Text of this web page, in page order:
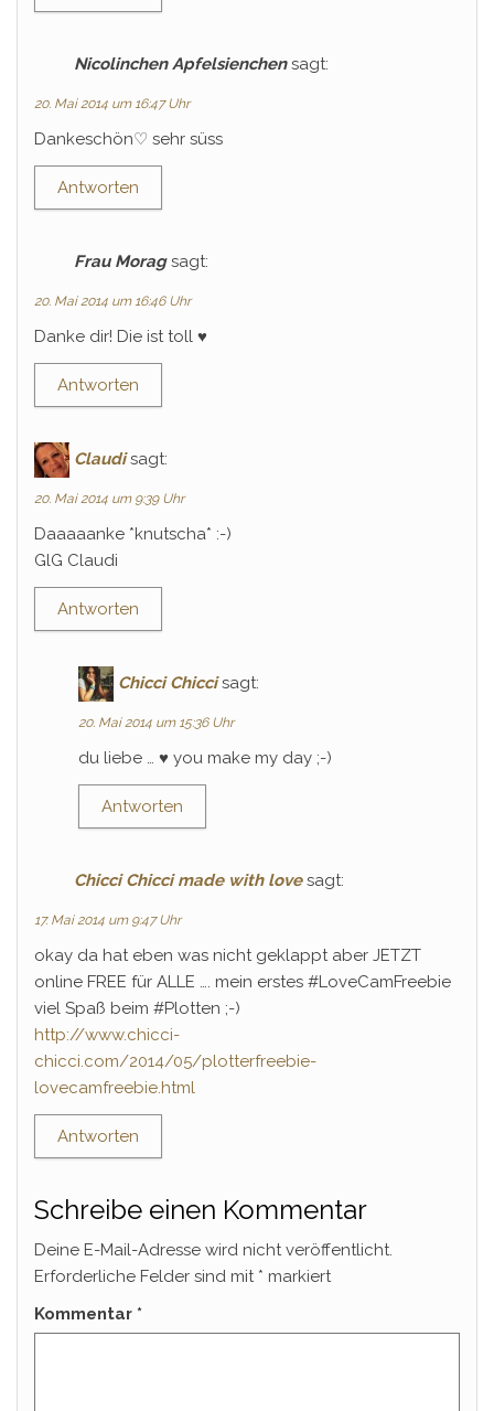
Nicolinchen Apfelsienchen sagt:
20. Mai 2014 um 16:47 Uhr
Dankeschön♡ sehr süss
Antworten
Frau Morag sagt:
20. Mai 2014 um 16:46 Uhr
Danke dir! Die ist toll ♥
Antworten
Claudi sagt:
20. Mai 2014 um 9:39 Uhr
Daaaaanke *knutscha* :-)
GlG Claudi
Antworten
Chicci Chicci sagt:
20. Mai 2014 um 15:36 Uhr
du liebe … ♥ you make my day ;-)
Antworten
Chicci Chicci made with love sagt:
17. Mai 2014 um 9:47 Uhr
okay da hat eben was nicht geklappt aber JETZT
online FREE für ALLE …. mein erstes #LoveCamFreebie
viel Spaß beim #Plotten ;-)
http://www.chicci-
chicci.com/2014/05/plotterfreebie-
lovecamfreebie.html
Antworten
Schreibe einen Kommentar
Deine E-Mail-Adresse wird nicht veröffentlicht.
Erforderliche Felder sind mit * markiert
Kommentar *